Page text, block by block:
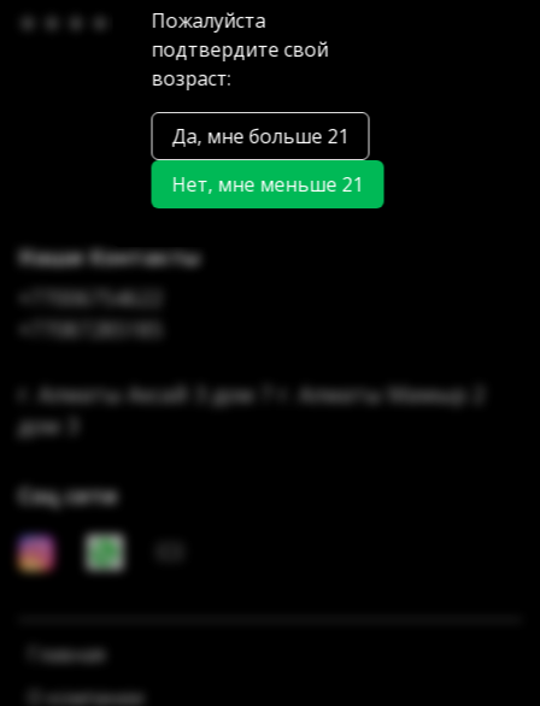
(0) В избранное
Главная
О компании
Наши Контакты
+77006754622
+77087285185
г. Алматы Аксай 3 дом 7 г. Алматы Мамыр 2
дом 3
Соц сети
Пожалуйста
подтвердите свой
возраст:
Да, мне больше 21
Нет, мне меньше 21